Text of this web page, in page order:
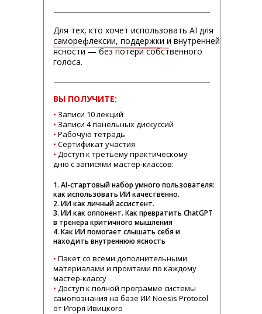
ССЫЛКА НА ЗУМ
Для тех, кто хочет использовать AI для
саморефлексии, поддержки и внутренней
ясности — без потери собственного
голоса.
• Записи 10 лекций
• Записи 4 панельных дискуссий
• Рабочую тетрадь
• Сертификат участия
• Доступ к третьему практическому
дню с записями мастер-классов:
• Пакет со всеми дополнительными
материалами и промтами по каждому
мастер-классу
• Доступ к полной программе системы
самопознания на базе ИИ Noesis Protocol
от Игоря Ивицкого
1. AI-стартовый набор умного пользователя:
как использовать ИИ качественно.
2. ИИ как личный ассистент.
3. ИИ как оппонент. Как превратить ChatGPT
в тренера критичного мышления
4. Как ИИ помогает слышать себя и
находить внутреннюю ясность
ВЫ ПОЛУЧИТЕ: